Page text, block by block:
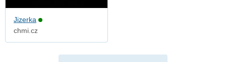
Jizerka
chmi.cz